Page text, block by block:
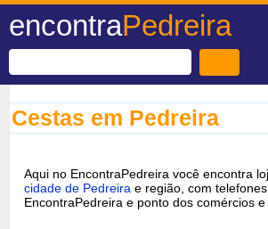
encontraPedreira
Cestas em Pedreira
Aqui no EncontraPedreira você encontra
cidade de Pedreira e região, com
EncontraPedreira e ponto dos comércios e